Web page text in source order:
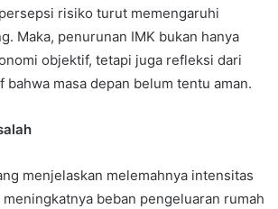
risiko turut memengaruhi
Maka, penurunan IMK bukan hanya
objektif, tetapi juga refleksi dari
bahwa masa depan belum tentu aman.
menjelaskan melemahnya intensitas
beban pengeluaran rumah